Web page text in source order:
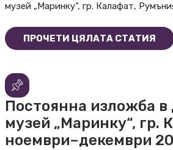
музей „Маринку“, гр. Калафат,
ПРОЧЕТИ ЦЯЛАТА СТАТИЯ
Постоянна изложба
музей „Маринку“, гр.
ноември–декември